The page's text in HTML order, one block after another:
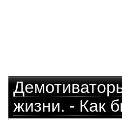
жизни. - Как